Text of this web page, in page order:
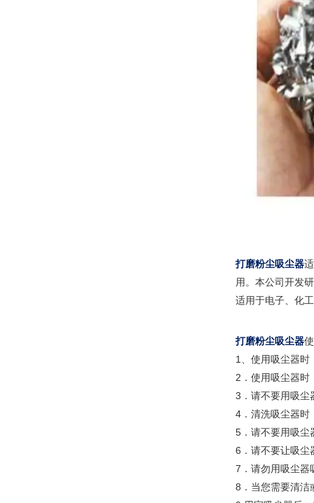
打磨粉尘吸尘器
用。本公司开发
适用于电子、化
打磨粉尘吸尘器
1、使用吸尘器时
2．使用吸尘器时
3．请不要用吸尘
4．清洗吸尘器时
5．请不要用吸尘
6．请不要让吸尘
7．请勿用吸尘器
8．当您需要清洁